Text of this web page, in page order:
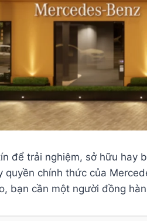
để trải nghiệm, sở hữu hay
quyền chính thức của
bạn cần một người đồng